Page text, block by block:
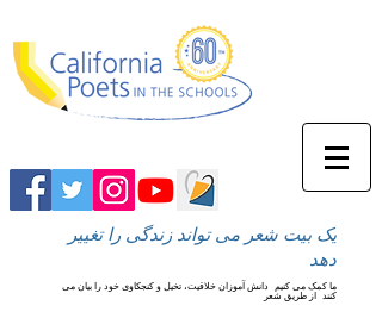
یک بیت شعر می تواند زندگی را تغییر
دهد
ما کمک می کنیم دانش آموزان خلاقیت، تخیل و کنجکاوی خود را بیان می
کنند از طریق شعر